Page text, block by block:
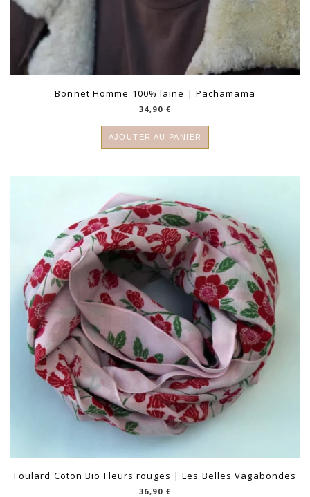
Bonnet Homme 100% laine | Pachamama
34,90 €
AJOUTER AU PANIER
Foulard Coton Bio Fleurs rouges | Les Belles Vagabondes
36,90 €